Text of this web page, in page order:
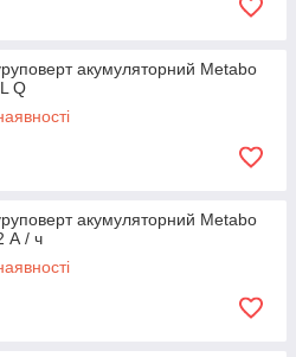
акумуляторний Metabo
Q
акумуляторний Metabo
А / ч